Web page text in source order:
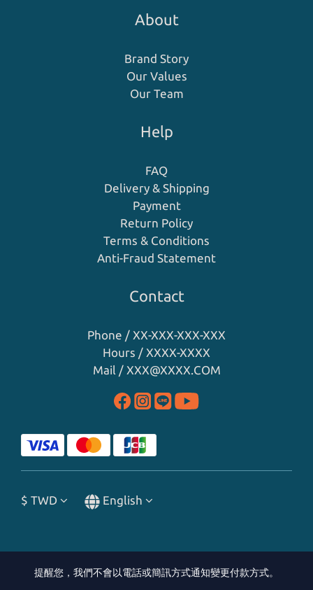
About
Brand Story
Our Values
Our Team
Help
FAQ
Delivery & Shipping
Payment
Return Policy
Terms & Conditions
Anti-Fraud Statement
Contact
Phone / XX-XXX-XXX-XXX
Hours / XXXX-XXXX
Mail / XXX@XXXX.COM
$ TWD English
提醒您，我們不會以電話或簡訊方式通知變更付款方式。